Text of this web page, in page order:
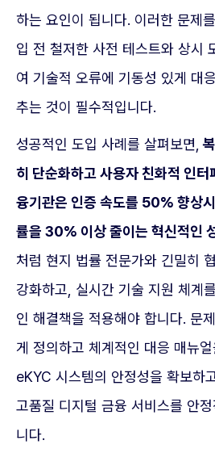
하는 요인이 됩니다. 이러한 문제
입 전 철저한 사전 테스트와 상시
여 기술적 오류에 기동성 있게 대
추는 것이 필수적입니다.
성공적인 도입 사례를 살펴보면,
히 단순화하고 사용자 친화적 인터
융기관은 인증 속도를 50% 향상
률을 30% 이상 줄이는 혁신적인
처럼 현지 법률 전문가와 긴밀히
강화하고, 실시간 기술 지원 체계
인 해결책을 적용해야 합니다. 문
게 정의하고 체계적인 대응 매뉴
eKYC 시스템의 안정성을 확보하
고품질 디지털 금융 서비스를 안
니다.